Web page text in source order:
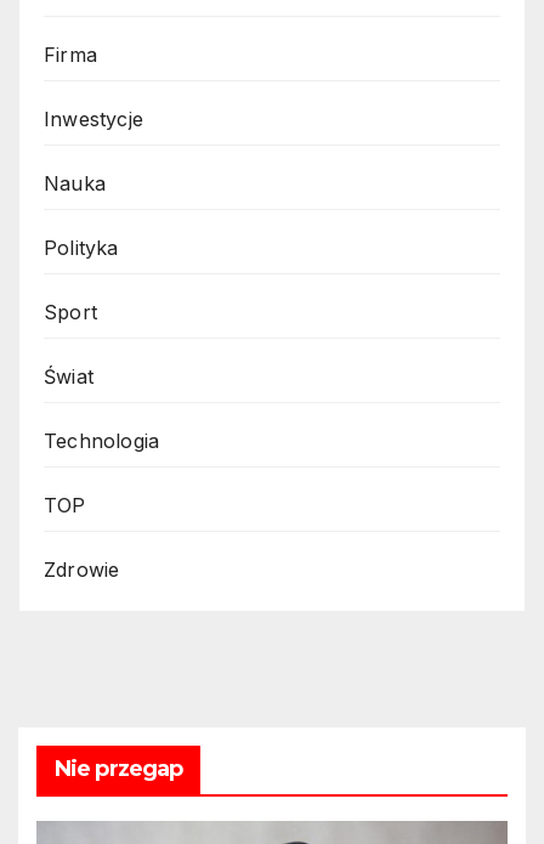
Firma
Inwestycje
Nauka
Polityka
Sport
Świat
Technologia
TOP
Zdrowie
Nie przegap